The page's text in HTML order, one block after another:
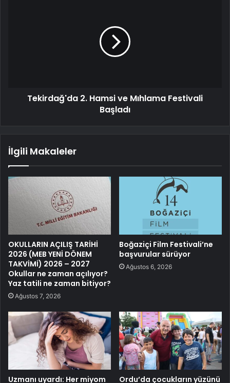
Tekirdağ'da 2. Hamsi ve Mıhlama Festivali
Başladı
İlgili Makaleler
OKULLARIN AÇILIŞ TARİHİ
2026 (MEB YENİ DÖNEM
TAKVİMİ) 2026 – 2027
Okullar ne zaman açılıyor?
Yaz tatili ne zaman bitiyor?
Ağustos 7, 2026
Boğaziçi Film Festivali’ne
başvurular sürüyor
Ağustos 6, 2026
Uzmanı uyardı: Her miyom Ordu’da çocukların yüzünü